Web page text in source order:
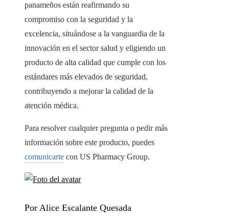
panameños están reafirmando su
compromiso con la seguridad y la
excelencia, situándose a la vanguardia de la
innovación en el sector salud y eligiendo un
producto de alta calidad que cumple con los
estándares más elevados de seguridad,
contribuyendo a mejorar la calidad de la
atención médica.
Para resolver cualquier pregunta o pedir más
información sobre este producto, puedes
comunicarte con US Pharmacy Group.
Por Alice Escalante Quesada